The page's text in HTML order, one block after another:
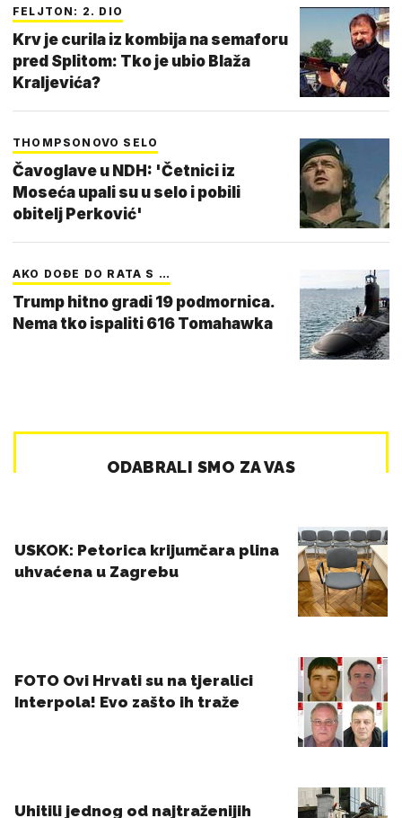
FELJTON: 2. DIO
Krv je curila iz kombija na semaforu
pred Splitom: Tko je ubio Blaža
Kraljevića?
THOMPSONOVO SELO
Čavoglave u NDH: 'Četnici iz
Moseća upali su u selo i pobili
obitelj Perković'
AKO DOĐE DO RATA S …
Trump hitno gradi 19 podmornica.
Nema tko ispaliti 616 Tomahawka